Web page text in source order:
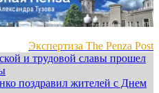
Экспертиза The Penza Post
и трудовой славы прошел
поздравил жителей с Днем